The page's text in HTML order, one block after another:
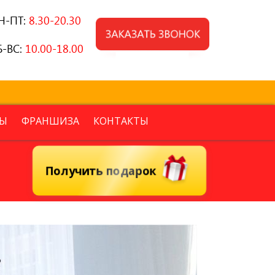
ПТ: 8.30-20.30
ВС: 10.00-18.00
ФРАНШИЗА КОНТАКТЫ
Получить подарок